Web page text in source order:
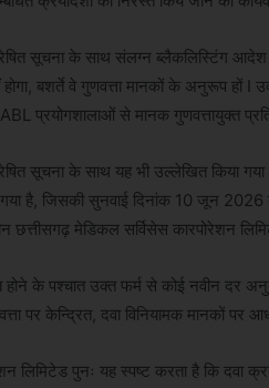
सूचना के साथ संलग्न ब्लैकलिस्टिंग
बशर्ते वे गुणवत्ता मानकों के अनुरूप हों I
प्रयोगशालाओं से मानक गुणवत्तायुक्त
सूचना के साथ यह भी उल्लेखित किया गया
है, जिसकी सुनवाई दिनांक 10 जून 2026
मेडिकल सर्विसेस कारपोरेशन
के पश्चात उक्त फर्म से कोई नवीन दर
पर केन्द्रित, दवा विनियामक मानकों पर
लिमिटेड पुनः यह स्पष्ट करता है कि दवा